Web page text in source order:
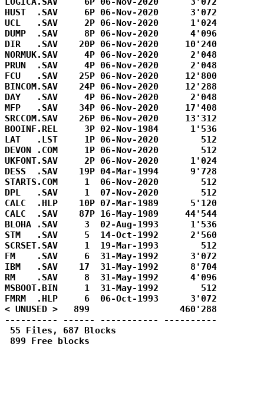
HUST  .SAV     6P 06-Nov-2020      3'072
UCL   .SAV     2P 06-Nov-2020      1'024
DUMP  .SAV     8P 06-Nov-2020      4'096
DIR   .SAV    20P 06-Nov-2020     10'240
NORMUK.SAV     4P 06-Nov-2020      2'048
PRUN  .SAV     4P 06-Nov-2020      2'048
FCU   .SAV    25P 06-Nov-2020     12'800
BINCOM.SAV    24P 06-Nov-2020     12'288
DAY   .SAV     4P 06-Nov-2020      2'048
MFP   .SAV    34P 06-Nov-2020     17'408
SRCCOM.SAV    26P 06-Nov-2020     13'312
BOOINF.REL     3P 02-Nov-1984      1'536
LAT   .LST     1P 06-Nov-2020        512
DEVON .COM     1P 06-Nov-2020        512
UKFONT.SAV     2P 06-Nov-2020      1'024
DESS  .SAV    19P 04-Mar-1994      9'728
STARTS.COM     1  06-Nov-2020        512
DPL   .SAV     1  07-Nov-2020        512
CALC  .HLP    10P 07-Mar-1989      5'120
CALC  .SAV    87P 16-May-1989     44'544
BLOHA .SAV     3  02-Aug-1993      1'536
STM   .SAV     5  14-Oct-1992      2'560
SCRSET.SAV     1  19-Mar-1993        512
FM    .SAV     6  31-May-1992      3'072
IBM   .SAV    17  31-May-1992      8'704
RM    .SAV     8  31-May-1992      4'096
MSBOOT.BIN     1  31-May-1992        512
FMRM  .HLP     6  06-Oct-1993      3'072
< UNUSED >   899                 460'288
---------- ------ ----------- ----------
55 Files, 687 Blocks
899 Free blocks